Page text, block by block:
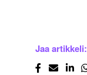
Jaa artikkeli: